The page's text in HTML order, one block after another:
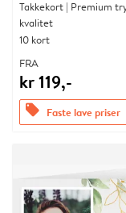
Takkekort | Premium
kvalitet
10 kort
FRA
kr 119,-
offers Faste lave priser